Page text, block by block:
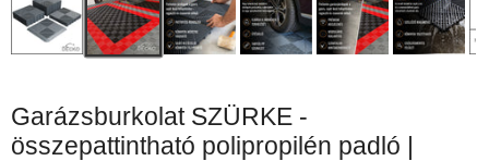
Garázsburkolat SZÜRKE -
összepattintható polipropilén padló |